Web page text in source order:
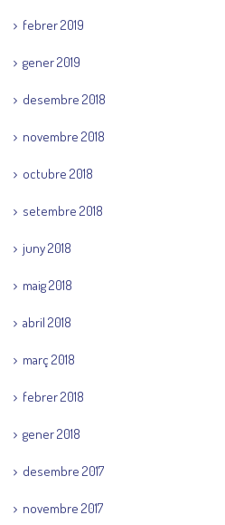
febrer 2019
gener 2019
desembre 2018
novembre 2018
octubre 2018
setembre 2018
juny 2018
maig 2018
abril 2018
març 2018
febrer 2018
gener 2018
desembre 2017
novembre 2017